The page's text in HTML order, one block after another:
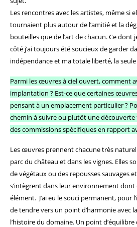
Les rencontres avec les artistes, même si
tournaient plus autour de l’amitié et la
bouteilles que de l’art de chacun. Ce dont
côté j’ai toujours été soucieux de garder
indépendance et ma totale liberté, la seule
Parmi les œuvres à ciel ouvert, comment
implantation ? Est-ce que certaines
pensant à un emplacement particulier ?
chemin à suivre ou plutôt une découverte
des commissions spécifiques en rapport
Les œuvres prennent chacune très
parc du château et dans les vignes. Elles
de végétaux ou des repousses sauvages
s’intègrent dans leur environnement
élément. J’ai eu le souci permanent,
de tendre vers un point d’harmonie avec
l’histoire du domaine. Un point d’équilibre